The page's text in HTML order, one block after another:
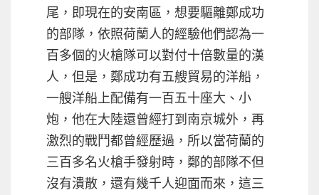
尾，即現在的安南區，想要驅離鄭成功
的部隊，依照荷蘭人的經驗他們認為一
百多個的火槍隊可以對付十倍數量的漢
人，但是，鄭成功有五艘貿易的洋船，
一艘洋船上配備有一百五十座大、小
炮，他在大陸還曾經打到南京城外，再
激烈的戰鬥都曾經歷過，所以當荷蘭的
三百多名火槍手發射時，鄭的部隊不但
沒有潰散，還有幾千人迎面而來，這三